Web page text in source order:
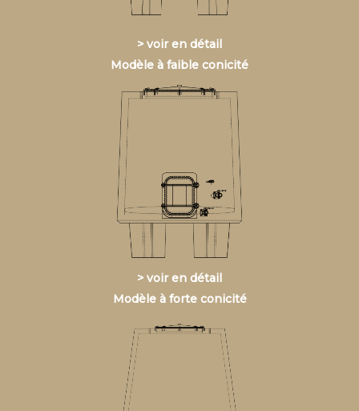
> voir en détail
Modèle à faible conicité
> voir en détail
Modèle à forte conicité